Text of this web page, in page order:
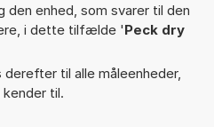
den enhed, som svarer til den
i dette tilfælde 'Peck dry
til alle måleenheder,
til.